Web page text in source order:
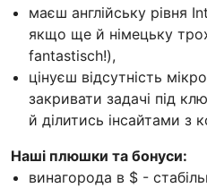
маєш англійську рівня
якщо ще й німецьку
fantastisch!),
цінуєш відсутність
закривати задачі під
й ділитись інсайтами з
Наші плюшки та бонуси:
винагорода в $ -